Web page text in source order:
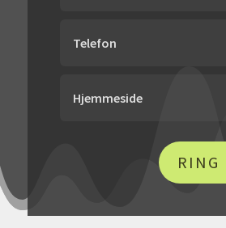
RING